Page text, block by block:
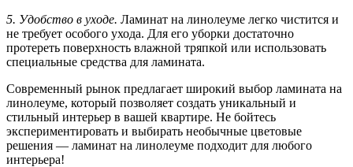
5. Удобство в уходе. Ламинат на линолеуме легко чистится и
не требует особого ухода. Для его уборки достаточно
протереть поверхность влажной тряпкой или использовать
специальные средства для ламината.
Современный рынок предлагает широкий выбор ламината на
линолеуме, который позволяет создать уникальный и
стильный интерьер в вашей квартире. Не бойтесь
экспериментировать и выбирать необычные цветовые
решения — ламинат на линолеуме подходит для любого
интерьера!